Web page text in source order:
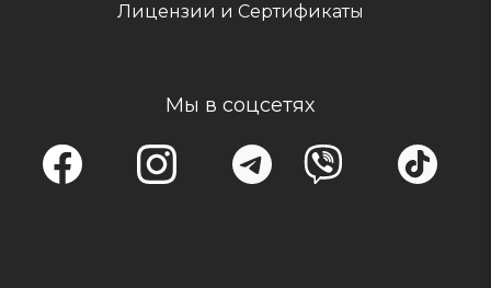
Лицензии и Сертификаты
Мы в соцсетях